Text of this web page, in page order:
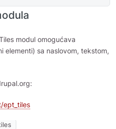
modul omogućava
elementi) sa naslovom, tekstom,
ept_tiles